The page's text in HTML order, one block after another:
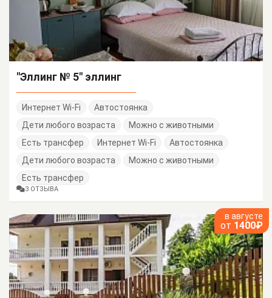
"Эллинг № 5" эллинг
Интернет Wi-Fi
Автостоянка
Дети любого возраста
Можно с животными
Есть трансфер
Интернет Wi-Fi
Автостоянка
Дети любого возраста
Можно с животными
Есть трансфер
3 ОТЗЫВА
в августе
от 1400₽